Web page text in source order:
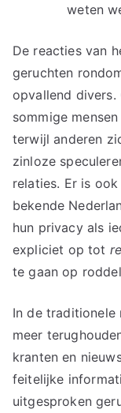
weten
De reacties van
geruchten
opvallend divers.
sommige
terwijl anderen
zinloze
relaties. Er is
bekende
hun privacy als
expliciet op tot
te gaan op
In de traditionele
meer
kranten en
feitelijke
uitgesproken